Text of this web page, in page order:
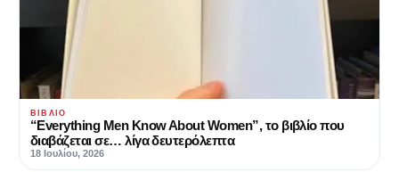
ΒΙΒΛΊΟ
“Everything Men Know About Women”, το βιβλίο που
διαβάζεται σε… λίγα δευτερόλεπτα
18 Ιουλίου, 2026